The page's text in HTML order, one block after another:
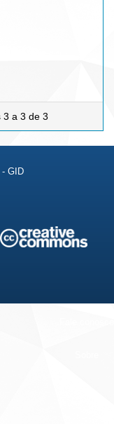
3 a 3 de 3
- GID